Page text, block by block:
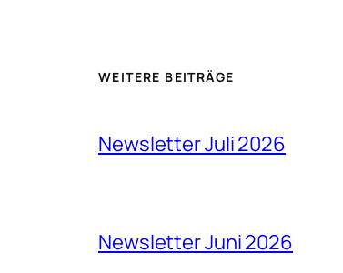
WEITERE BEITRÄGE
Newsletter Juli 2026
Newsletter Juni 2026